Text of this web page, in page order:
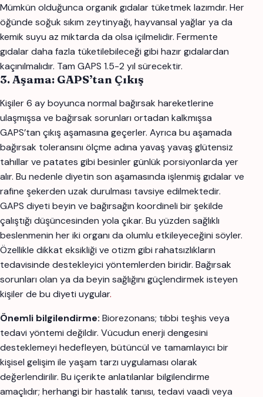
Mümkün olduğunca organik gıdalar tüketmek lazımdır. Her
öğünde soğuk sıkım zeytinyağı, hayvansal yağlar ya da
kemik suyu az miktarda da olsa içilmelidir. Fermente
gıdalar daha fazla tüketilebileceği gibi hazır gıdalardan
kaçınılmalıdır. Tam GAPS 1.5-2 yıl sürecektir.
3. Aşama: GAPS’tan Çıkış
Kişiler 6 ay boyunca normal bağırsak hareketlerine
ulaşmışsa ve bağırsak sorunları ortadan kalkmışsa
GAPS’tan çıkış aşamasına geçerler. Ayrıca bu aşamada
bağırsak toleransını ölçme adına yavaş yavaş glütensiz
tahıllar ve patates gibi besinler günlük porsiyonlarda yer
alır. Bu nedenle diyetin son aşamasında işlenmiş gıdalar ve
rafine şekerden uzak durulması tavsiye edilmektedir.
GAPS diyeti beyin ve bağırsağın koordineli bir şekilde
çalıştığı düşüncesinden yola çıkar. Bu yüzden sağlıklı
beslenmenin her iki organı da olumlu etkileyeceğini söyler.
Özellikle dikkat eksikliği ve otizm gibi rahatsızlıkların
tedavisinde destekleyici yöntemlerden biridir. Bağırsak
sorunları olan ya da beyin sağlığını güçlendirmek isteyen
kişiler de bu diyeti uygular.
Önemli bilgilendirme: Biorezonans; tıbbi teşhis veya
tedavi yöntemi değildir. Vücudun enerji dengesini
desteklemeyi hedefleyen, bütüncül ve tamamlayıcı bir
kişisel gelişim ile yaşam tarzı uygulaması olarak
değerlendirilir. Bu içerikte anlatılanlar bilgilendirme
amaçlıdır; herhangi bir hastalık tanısı, tedavi vaadi veya